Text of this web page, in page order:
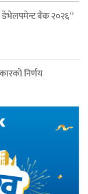
डेभेलपमेन्ट बैंक २०२६”
निर्णय